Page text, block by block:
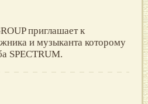
приглашает к
и музыканта которому
SPECTRUM.